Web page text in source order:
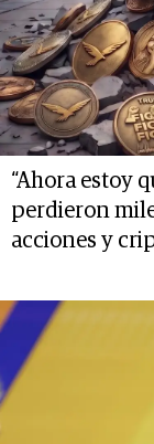
“Ahora estoy
perdieron
acciones y